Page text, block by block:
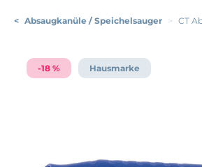
< Absaugkanüle / Speichelsauger > CT
-18 % Hausmarke